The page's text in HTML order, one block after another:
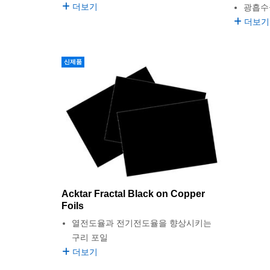
더보기
광흡
더보기
신제품
Acktar Fractal Black on Copper
Foils
열전도율과 전기전도율을 향상시키는
구리 포일
더보기